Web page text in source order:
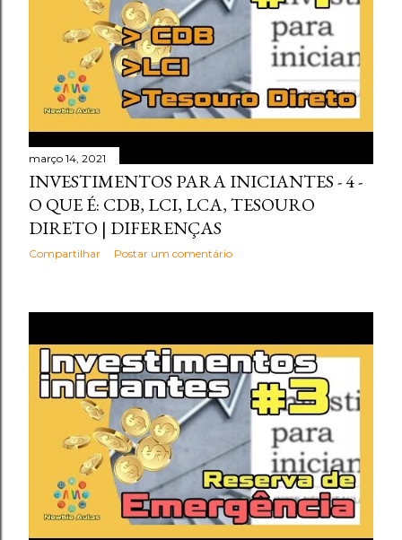
março 14, 2021
INVESTIMENTOS PARA INICIANTES - 4 -
O QUE É: CDB, LCI, LCA, TESOURO
DIRETO | DIFERENÇAS
Compartilhar Postar um comentário